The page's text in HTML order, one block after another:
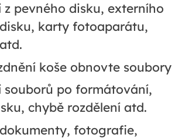
z pevného disku, externího
karty fotoaparátu,
koše obnovte soubory
souborů po formátování,
chybě rozdělení atd.
fotografie,